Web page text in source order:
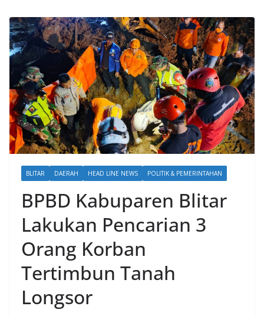
BLITAR DAERAH HEAD LINE NEWS POLITIK & PEMERINTAHAN
BPBD Kabuparen Blitar
Lakukan Pencarian 3
Orang Korban
Tertimbun Tanah
Longsor